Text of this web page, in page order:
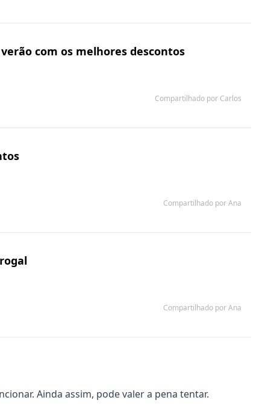
com os melhores descontos
Compartilhado por Carlos
Compartilhado por Ana
Compartilhado por Ana
Ainda assim, pode valer a pena tentar.